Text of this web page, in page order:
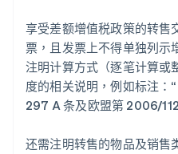
享受差额增值税政策的转售
票，且发票上不得单独列示
注明计算方式（逐笔计算或
度的相关说明，例如标注：
297 A 条及欧盟第 2006/
还需注明转售的物品及销售